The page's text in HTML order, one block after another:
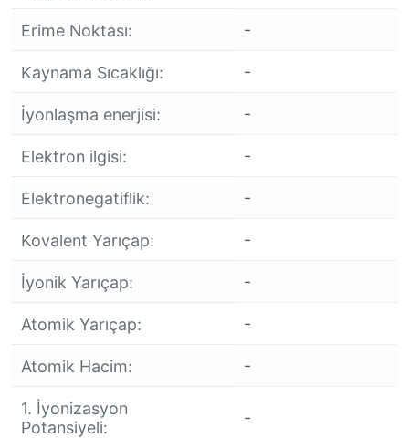
Erime Noktası: -
Kaynama Sıcaklığı: -
İyonlaşma enerjisi: -
Elektron ilgisi: -
Elektronegatiflik: -
Kovalent Yarıçap: -
İyonik Yarıçap: -
Atomik Yarıçap: -
Atomik Hacim: -
1. İyonizasyon
Potansiyeli:
-